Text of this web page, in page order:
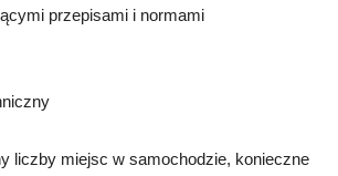
przepisami i normami
liczby miejsc w samochodzie, konieczne